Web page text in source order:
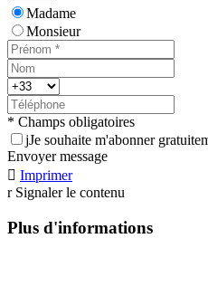
Madame
Monsieur
* Champs obligatoires
jJe souhaite m'abonner
Envoyer message
 Imprimer
r Signaler le contenu
Plus d'informations